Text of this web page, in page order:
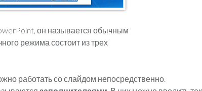
он называется обычным
режима состоит из трех
работать со слайдом непосредственно.